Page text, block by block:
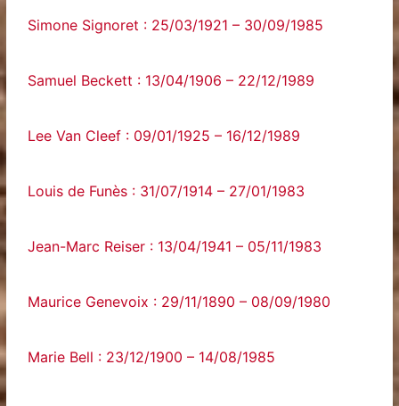
Simone Signoret : 25/03/1921 – 30/09/1985
Samuel Beckett : 13/04/1906 – 22/12/1989
Lee Van Cleef : 09/01/1925 – 16/12/1989
Louis de Funès : 31/07/1914 – 27/01/1983
Jean-Marc Reiser : 13/04/1941 – 05/11/1983
Maurice Genevoix : 29/11/1890 – 08/09/1980
Marie Bell : 23/12/1900 – 14/08/1985